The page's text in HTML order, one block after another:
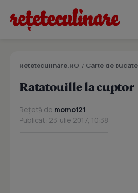
Reteteculinare.RO / Carte de bucate
Ratatouille la cuptor
Rețetă de momo121
Publicat: 23 Iulie 2017, 10:38